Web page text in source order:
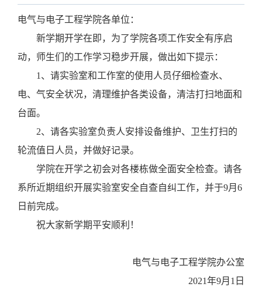
电气与电子工程学院各单位：
新学期开学在即，为了学院各项工作安全有序启
动，师生们的工作学习稳步开展，做出如下提示：
1 、请实验室和工作室的使用人员仔细检查水、
电、气安全状况，清理维护各类设备，清洁打扫地面和
台面。
2、请各实验室负责人安排设备维护、卫生打扫的
轮流值日人员，并做好记录。
学院在开学之初会对各楼栋做全面安全检查。请各
系所近期组织开展实验室安全自查自纠工作，并于9月 6
日前完成。
祝大家新学期平安顺利！
电气与电子工程学院办公室
2021年9月 1 日